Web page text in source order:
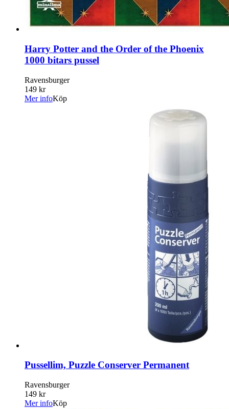
Harry Potter and the Order of the Phoenix
1000 bitars pussel
Ravensburger
149 kr
Mer infoKöp
Pussellim, Puzzle Conserver Permanent
Ravensburger
149 kr
Mer infoKöp